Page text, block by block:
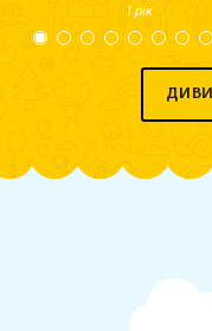
1 рік